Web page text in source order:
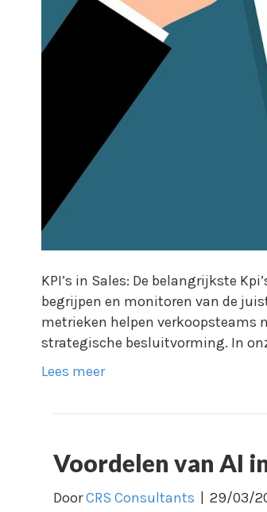
KPI’s in Sales: De belangrijkste
begrijpen en monitoren van de
metrieken helpen verkoopsteams
strategische besluitvorming. In
Lees meer
Voordelen van AI
DoorCRS Consultants | 29/03/